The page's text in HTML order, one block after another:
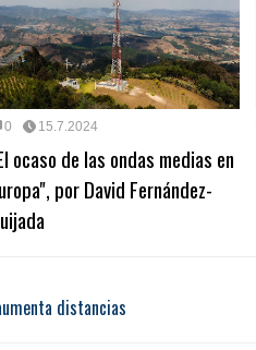
0 15.7.2024
ocaso de las ondas medias en
por David Fernández-
distancias